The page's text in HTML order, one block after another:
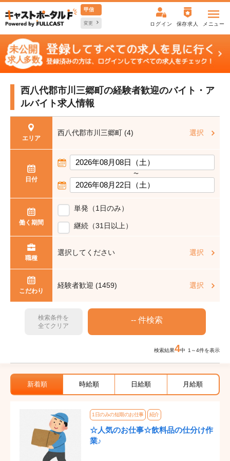
甲信
変更 ログイン 保存求人 メニュー
西八代郡市川三郷町の経験者歓迎のバイト・ア
ルバイト求人情報
エリア
西八代郡市川三郷町 (4) 選択
日付
〜
働く期間
単発（1日のみ）
継続（31日以上）
職種
選択してください 選択
こだわり
経験者歓迎 (1459) 選択
検索条件を
全てクリア
検索結果4中 1～4件を表示
新着順 時給順 日給順 月給順
1日のみの短期のお仕事 紹介
☆人気のお仕事☆飲料品の仕分け作
業♪